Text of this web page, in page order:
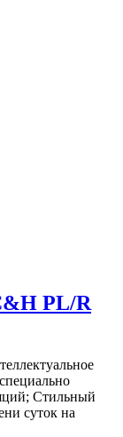
PL/R
Стильный
суток на